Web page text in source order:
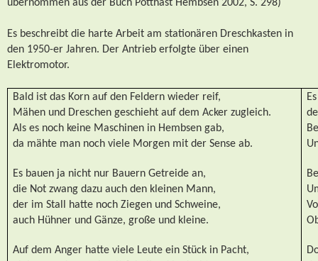
übernommen aus der Buch Potthast Hembsen 2002, S. 298)
Es beschreibt die harte Arbeit am stationären Dreschkasten in
den 1950-er Jahren. Der Antrieb erfolgte über einen
Elektromotor.
Bald ist das Korn auf den Feldern wieder reif,
Mähen und Dreschen geschieht auf dem Acker zugleich.
Als es noch keine Maschinen in Hembsen gab,
da mähte man noch viele Morgen mit der Sense ab.
Es bauen ja nicht nur Bauern Getreide an,
die Not zwang dazu auch den kleinen Mann,
der im Stall hatte noch Ziegen und Schweine,
auch Hühner und Gänze, große und kleine.
Auf dem Anger hatte viele Leute ein Stück in Pacht,